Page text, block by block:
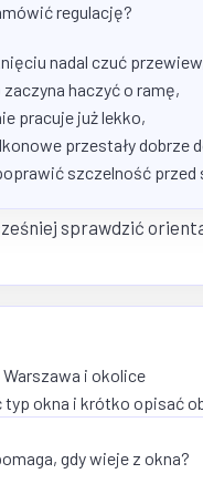
regulację?
nadal czuć
zaczyna haczyć o ramę,
pracuje już lekko,
przestały dobrze
szczelność przed
sprawdzić
Warszawa i okolice
okna i krótko opisać
gdy wieje z okna?